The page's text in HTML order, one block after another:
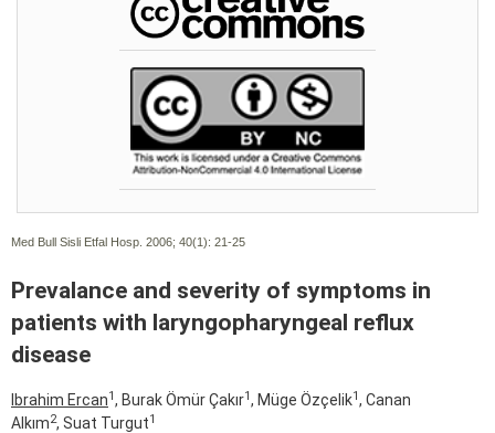
Med Bull Sisli Etfal Hosp. 2006; 40(1): 21-25
Prevalance and severity of symptoms in
patients with laryngopharyngeal reflux
disease
Ibrahim Ercan1, Burak Ömür Çakır1, Müge Özçelik1, Canan
Alkım2, Suat Turgut1